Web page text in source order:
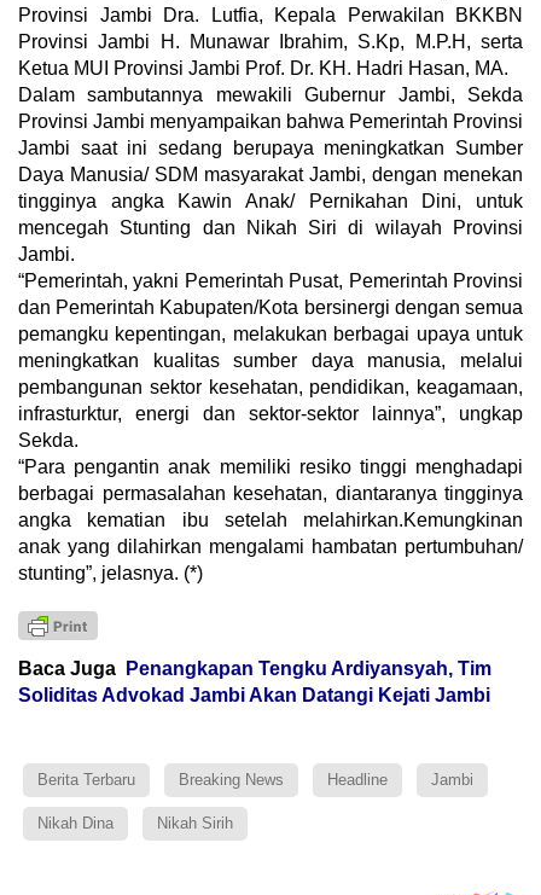
Provinsi Jambi Dra. Lutfia, Kepala Perwakilan BKKBN
Provinsi Jambi H. Munawar Ibrahim, S.Kp, M.P.H, serta
Ketua MUI Provinsi Jambi Prof. Dr. KH. Hadri Hasan, MA.
Dalam sambutannya mewakili Gubernur Jambi, Sekda
Provinsi Jambi menyampaikan bahwa Pemerintah Provinsi
Jambi saat ini sedang berupaya meningkatkan Sumber
Daya Manusia/ SDM masyarakat Jambi, dengan menekan
tingginya angka Kawin Anak/ Pernikahan Dini, untuk
mencegah Stunting dan Nikah Siri di wilayah Provinsi
Jambi.
“Pemerintah, yakni Pemerintah Pusat, Pemerintah Provinsi
dan Pemerintah Kabupaten/Kota bersinergi dengan semua
pemangku kepentingan, melakukan berbagai upaya untuk
meningkatkan kualitas sumber daya manusia, melalui
pembangunan sektor kesehatan, pendidikan, keagamaan,
infrasturktur, energi dan sektor-sektor lainnya”, ungkap
Sekda.
“Para pengantin anak memiliki resiko tinggi menghadapi
berbagai permasalahan kesehatan, diantaranya tingginya
angka kematian ibu setelah melahirkan.Kemungkinan
anak yang dilahirkan mengalami hambatan pertumbuhan/
stunting”, jelasnya. (*)
Baca Juga
Penangkapan Tengku Ardiyansyah, Tim
Soliditas Advokad Jambi Akan Datangi Kejati Jambi
Berita Terbaru Breaking News Headline Jambi
Nikah Dina Nikah Sirih